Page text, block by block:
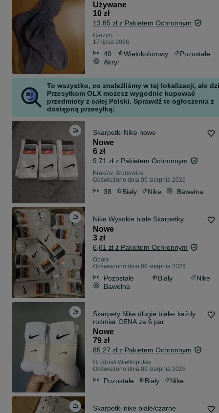
Używane
10 zł
13,85 zł z Pakietem Ochronnym
Garzyn
17 lipca 2026
40 Wielokolorowy
Pozostałe
Akryl
To wszystko, co znaleźliśmy w tej lokalizacji, ale
Przesyłkom OLX możesz wygodnie kupować
przedmioty z całej Polski. Sprawdź te ogłoszenia z
dostępną przesyłką:
Skarpetki Nike nowe
Nowe
6 zł
9,71 zł z Pakietem Ochronnym
Kraków, Bronowice
Odświeżono dnia 09 sierpnia 2026
38 Biały Nike Bawełna
Nike Wysokie białe Skarpetky
Nowe
3 zł
6,61 zł z Pakietem Ochronnym
Opole
Odświeżono dnia 09 sierpnia 2026
Pozostałe Biały
Nike
Bawełna
Skarpety Nike długie białe- każdy
rozmiar CENA za 6 par
Nowe
79 zł
85,27 zł z Pakietem Ochronnym
Grodzisk Wielkopolski
Odświeżono dnia 09 sierpnia 2026
Pozostałe Biały Nike
Skarpetki nike białe/czarne